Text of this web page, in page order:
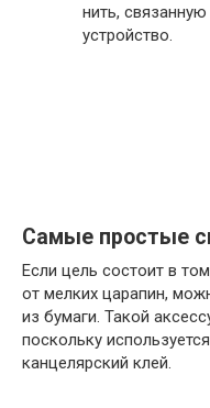
нить,
устройство.
Самые простые
Если цель состоит в
от мелких царапин,
из бумаги. Такой
поскольку
канцелярский клей.